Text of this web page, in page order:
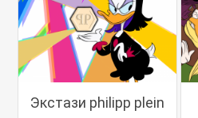
Экстази philipp plein